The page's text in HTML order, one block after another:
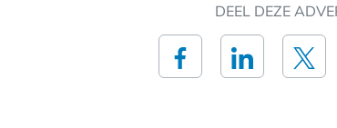
DEEL DEZE